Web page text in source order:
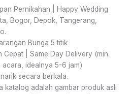
Pernikahan | Happy Wedding
Bogor, Depok, Tangerang,
Bunga 5 titik
Cepat | Same Day Delivery (min.
acara, idealnya 5-6 jam)
secara berkala.
katalog adalah gambar produk asli